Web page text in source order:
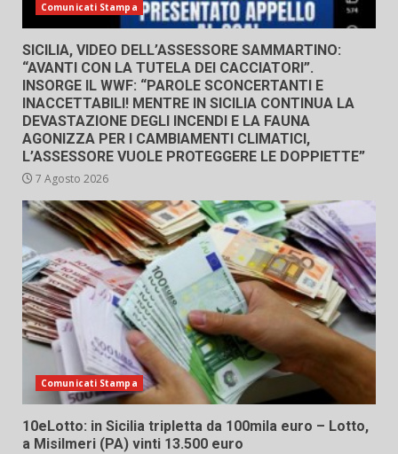
Comunicati Stampa
SICILIA, VIDEO DELL’ASSESSORE SAMMARTINO:
“AVANTI CON LA TUTELA DEI CACCIATORI”.
INSORGE IL WWF: “PAROLE SCONCERTANTI E
INACCETTABILI! MENTRE IN SICILIA CONTINUA LA
DEVASTAZIONE DEGLI INCENDI E LA FAUNA
AGONIZZA PER I CAMBIAMENTI CLIMATICI,
L’ASSESSORE VUOLE PROTEGGERE LE DOPPIETTE”
7 Agosto 2026
Comunicati Stampa
10eLotto: in Sicilia tripletta da 100mila euro – Lotto,
a Misilmeri (PA) vinti 13.500 euro